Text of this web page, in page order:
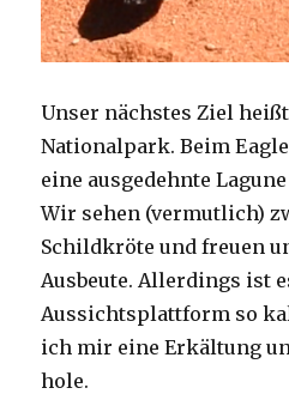
Unser nächstes Ziel
Nationalpark. Beim
eine ausgedehnte
Wir sehen (vermutlich)
Schildkröte und freuen
Ausbeute. Allerdings ist
Aussichtsplattform so
ich mir eine Erkältung
hole.